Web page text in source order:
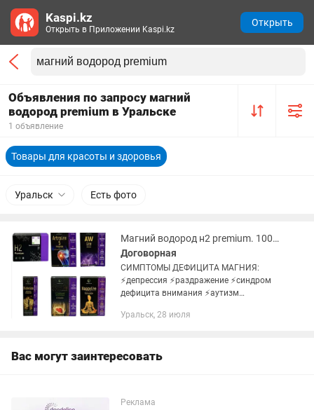
Объявления по запросу магний
водород premium в Уральске
1 объявление
Товары для красоты и здоровья
Уральск Есть фото
Магний водород н2 premium. 100% оригинал. доставка
Договорная
СИМПТОМЫ ДЕФИЦИТА МАГНИЯ:
⚡️депрессия ⚡️раздражение ⚡️синдром
дефицита внимания ⚡️аутизм
засыпания ⚡️мышечное подергивание
Уральск, 28 июля
Вас могут заинтересовать
Реклама
Kaspi.kz
Открыть в Приложении Kaspi.kz
Открыть